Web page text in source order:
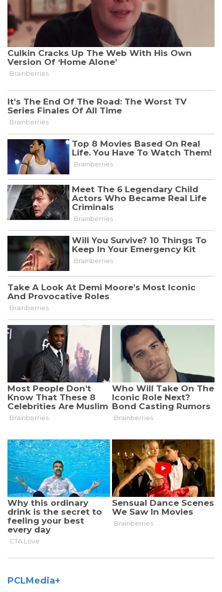
PCLMedia+